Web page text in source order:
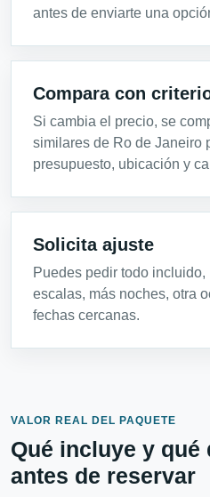
antes de enviarte una
Compara con
Si cambia el precio, se
similares de Ro de Janeiro
presupuesto, ubicación y
Solicita ajuste
Puedes pedir todo
escalas, más noches, otra
fechas cercanas.
VALOR REAL DEL PAQUETE
Qué incluye y
antes de reservar